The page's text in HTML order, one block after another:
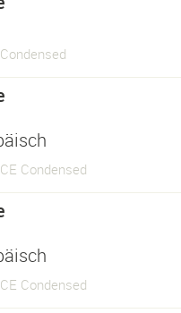
Condensed
Condensed